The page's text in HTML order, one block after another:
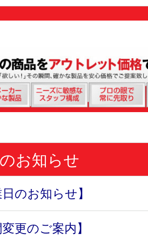
お知らせ
日のお知らせ】
変更のご案内】